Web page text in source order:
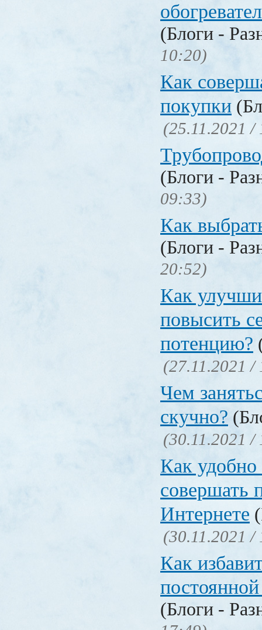
(Блоги -
10:20)
Как
покупки
(25.11.2021 /
(Блоги -
09:33)
Как
(Блоги -
20:52)
Как
повысить
потенцию?
(27.11.2021 /
Чем
скучно?
(30.11.2021 /
Как удобно
совершать
Интернете
(30.11.2021 /
Как
(Блоги -